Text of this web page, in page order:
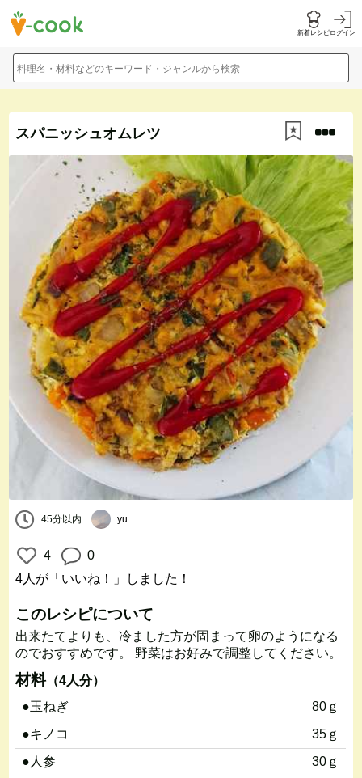
新着レシピログイン
料理名・材料などのキーワード・ジャンルから検索
スパニッシュオムレツ
45分以内 yu
4
0
4人 が「いいね！」しました！
このレシピについて
出来たてよりも、冷ました方が固まって卵のようになる
のでおすすめです。 野菜はお好みで調整してください。
材料（4人分）
●玉ねぎ
80ｇ
●キノコ
35ｇ
●人参
30ｇ